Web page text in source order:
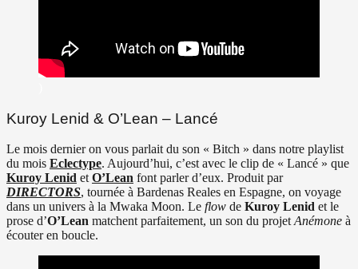
Kuroy Lenid & O’Lean – Lancé
Le mois dernier on vous parlait du son « Bitch » dans notre playlist
du mois Eclectype. Aujourd’hui, c’est avec le clip de « Lancé » que
Kuroy Lenid etO’Lean font parler d’eux. Produit par
DIRECTORS, tournée à Bardenas Reales en Espagne, on voyage
dans un univers à la Mwaka Moon. Le flow de Kuroy Lenid et le
prose d’O’Lean matchent parfaitement, un son du projetAnémone à
écouter en boucle.